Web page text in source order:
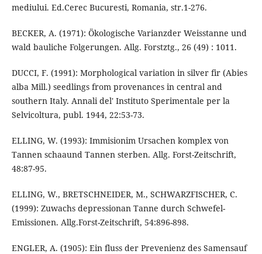
mediului. Ed.Cerec Bucuresti, Romania, str.1-276.
BECKER, A. (1971): Ökologische Varianzder Weisstanne und
wald bauliche Folgerungen. Allg. Forstztg., 26 (49) : 1011.
DUCCI, F. (1991): Morphological variation in silver fir (Abies
alba Mill.) seedlings from provenances in central and
southern Italy. Annali del' Instituto Sperimentale per la
Selvicoltura, publ. 1944, 22:53-73.
ELLING, W. (1993): Immisionim Ursachen komplex von
Tannen schaaund Tannen sterben. Allg. Forst-Zeitschrift,
48:87-95.
ELLING, W., BRETSCHNEIDER, M., SCHWARZFISCHER, C.
(1999): Zuwachs depressionan Tanne durch Schwefel-
Emissionen. Allg.Forst-Zeitschrift, 54:896-898.
ENGLER, A. (1905): Ein fluss der Prevenienz des Samensauf